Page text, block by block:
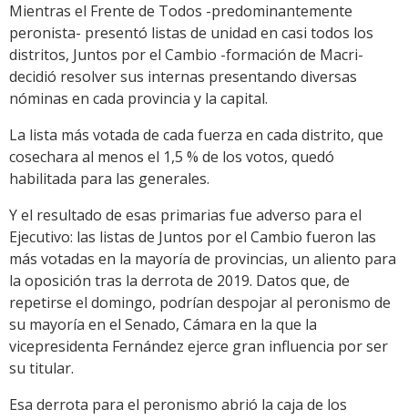
Mientras el Frente de Todos -predominantemente
peronista- presentó listas de unidad en casi todos los
distritos, Juntos por el Cambio -formación de Macri-
decidió resolver sus internas presentando diversas
nóminas en cada provincia y la capital.
La lista más votada de cada fuerza en cada distrito, que
cosechara al menos el 1,5 % de los votos, quedó
habilitada para las generales.
Y el resultado de esas primarias fue adverso para el
Ejecutivo: las listas de Juntos por el Cambio fueron las
más votadas en la mayoría de provincias, un aliento para
la oposición tras la derrota de 2019. Datos que, de
repetirse el domingo, podrían despojar al peronismo de
su mayoría en el Senado, Cámara en la que la
vicepresidenta Fernández ejerce gran influencia por ser
su titular.
Esa derrota para el peronismo abrió la caja de los